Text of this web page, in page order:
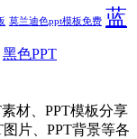
莫兰迪色ppt模板免费 蓝
黑色PPT
材、PPT模板分享
片、PPT背景等各